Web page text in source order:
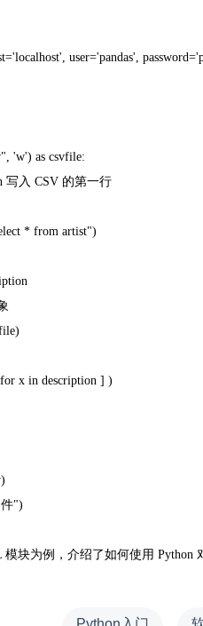
user='pandas',
'w') as csvfile:
写入 CSV 的第一行
* from artist")
x in description ] )
")
模块为例，介绍了如何使用 Python